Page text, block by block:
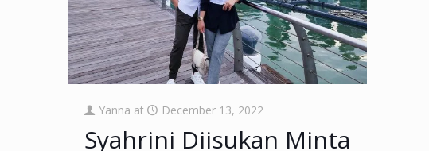
Yanna at December 13, 2022
Syahrini Diisukan Minta